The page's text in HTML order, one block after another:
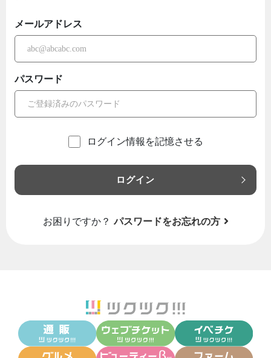
メールアドレス
パスワード
ログイン情報を記憶させる
ログイン
お困りですか？ パスワードをお忘れの方